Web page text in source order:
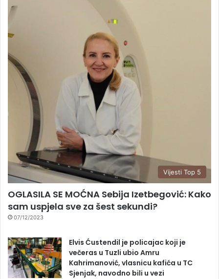
Vijesti Top 5
OGLASILA SE MOĆNA Sebija Izetbegović: Kako
sam uspjela sve za šest sekundi?
07/12/2023
Elvis Ćustendil je policajac koji je
večeras u Tuzli ubio Amru
Kahrimanović, vlasnicu kafića u TC
Sjenjak, navodno bili u vezi